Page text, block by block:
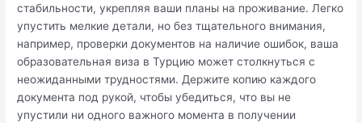
стабильности, укрепляя ваши планы на проживание. Легко
упустить мелкие детали, но без тщательного внимания,
например, проверки документов на наличие ошибок, ваша
образовательная виза в Турцию может столкнуться с
неожиданными трудностями. Держите копию каждого
документа под рукой, чтобы убедиться, что вы не
упустили ни одного важного момента в получении